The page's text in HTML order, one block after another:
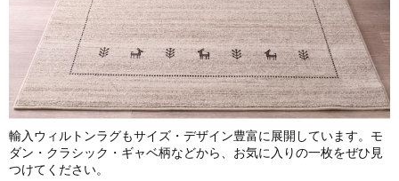
輸入ウィルトンラグもサイズ・デザイン豊富に展開しています。モ
ダン・クラシック・ギャベ柄などから、お気に入りの一枚をぜひ見
つけてください。